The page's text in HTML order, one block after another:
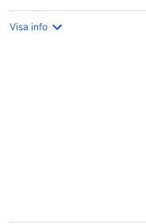
Visa info